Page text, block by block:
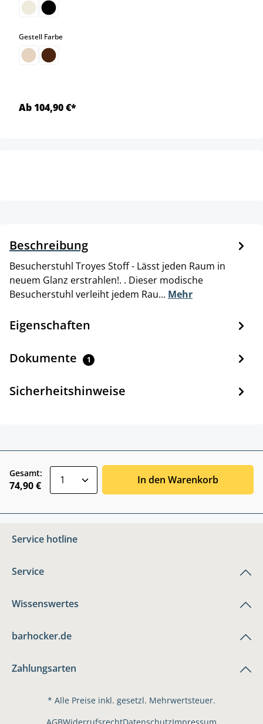
Gestell Farbeauswählen
Ab 104,90 €*
Beschreibung
Besucherstuhl Troyes Stoff - Lässt jeden Raum in
neuem Glanz erstrahlen!. . Dieser modische
Besucherstuhl verleiht jedem Rau… Mehr
Eigenschaften
Dokumente 1
Sicherheitshinweise
Gesamt:
74,90 € In den Warenkorb
Service hotline
Service
Wissenswertes
barhocker.de
Zahlungsarten
* Alle Preise inkl. gesetzl. Mehrwertsteuer.